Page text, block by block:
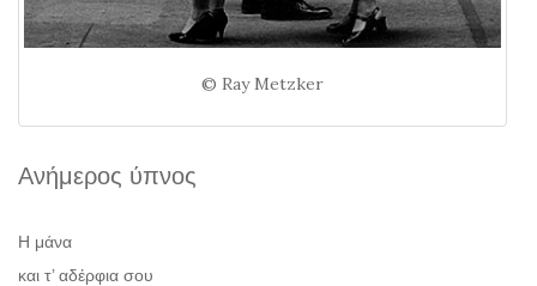
© Ray Metzker
Ανήμερος ύπνος
Η μάνα
και τ’ αδέρφια σου